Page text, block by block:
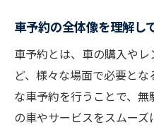
新車と中古車予
事前予約で狙う
初めての車予約もス
初めての車予約
車予約の全体像を理解し
車予約とは、車の購入や
ど、様々な場面で必要と
な車予約を行うことで、
の車やサービスをスムー